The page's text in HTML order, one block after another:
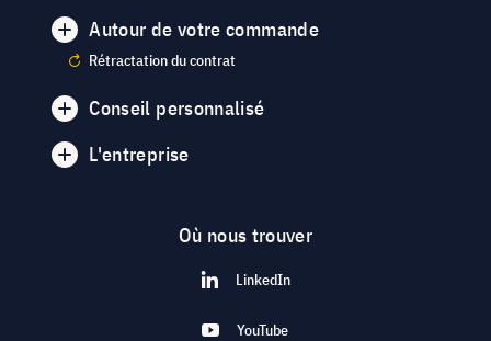
Autour de votre commande
Rétractation du contrat
Conseil personnalisé
L'entreprise
Où nous trouver
LinkedIn
YouTube